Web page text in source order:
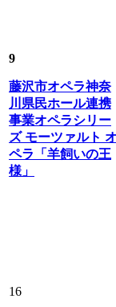
9
藤沢市オペラ神奈
川県民ホール連携
事業オペラシリー
ズ モーツァルト オ
ペラ「羊飼いの王
様」
16